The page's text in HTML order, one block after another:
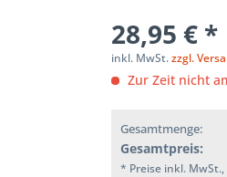
28,95 € *
inkl. MwSt.zzgl.
Zur Zeit nicht
Gesamtmenge:
Gesamtpreis:
* Preise inkl.